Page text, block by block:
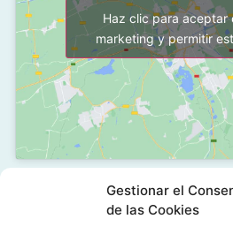
Gestionar el
de las Cookies
Haz clic para aceptar
marketing y permitir
C/ Grañón, 12 - Local
28050 Las Tablas - Madrid